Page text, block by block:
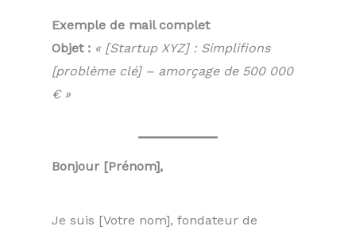
Exemple de mail complet
Objet : « [Startup XYZ] : Simplifions
[problème clé] – amorçage de 500 000
€ »
Bonjour [Prénom],
Je suis [Votre nom], fondateur de